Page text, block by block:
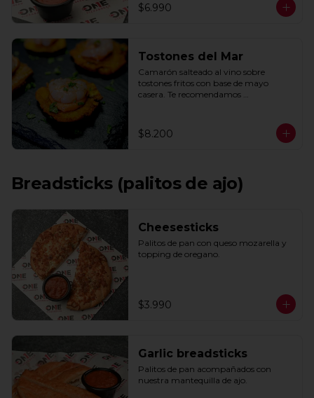
$6.990
Tostones del Mar
Camarón salteado al vino sobre
tostones fritos con base de mayo
casera. Te recomendamos
$8.200
Breadsticks (palitos de ajo)
Cheesesticks
Palitos de pan con queso mozarella y
topping de oregano.
$3.990
Garlic breadsticks
Palitos de pan acompañados con
nuestra mantequilla de ajo.